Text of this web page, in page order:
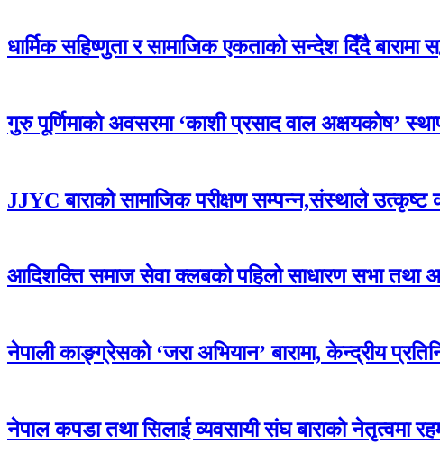
धार्मिक सहिष्णुता र सामाजिक एकताको सन्देश दिँदै बारामा
गुरु पूर्णिमाको अवसरमा ‘काशी प्रसाद वाल अक्षयकोष’
JJYC बाराको सामाजिक परीक्षण सम्पन्न,संस्थाले उत्कृष्ट
आदिशक्ति समाज सेवा क्लबको पहिलो साधारण सभा तथा
नेपाली काङ्ग्रेसको ‘जरा अभियान’ बारामा, केन्द्रीय
नेपाल कपडा तथा सिलाई व्यवसायी संघ बाराको नेतृत्वमा